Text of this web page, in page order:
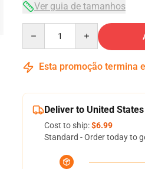
Ver guia de tamanhos
Esta promoção termina
Deliver to United States
Cost to ship:$6.99
Standard - Order today to